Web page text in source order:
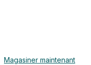
Magasiner maintenant